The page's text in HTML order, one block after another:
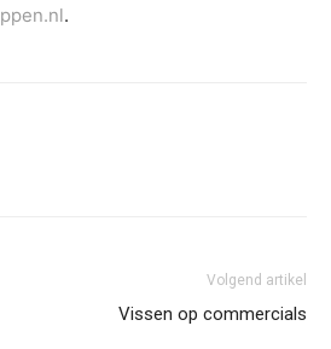
.
Volgend artikel
Vissen op commercials